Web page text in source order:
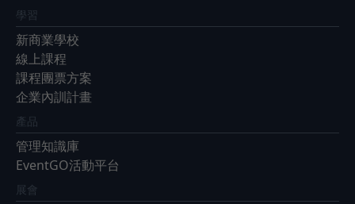
學習
新商業學校
線上課程
課程團票方案
企業內訓計畫
產品
管理知識庫
EventGO活動平台
展會